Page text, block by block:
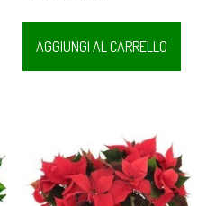
era:
65,00€.
è:
58,00€.
AGGIUNGI AL CARRELLO